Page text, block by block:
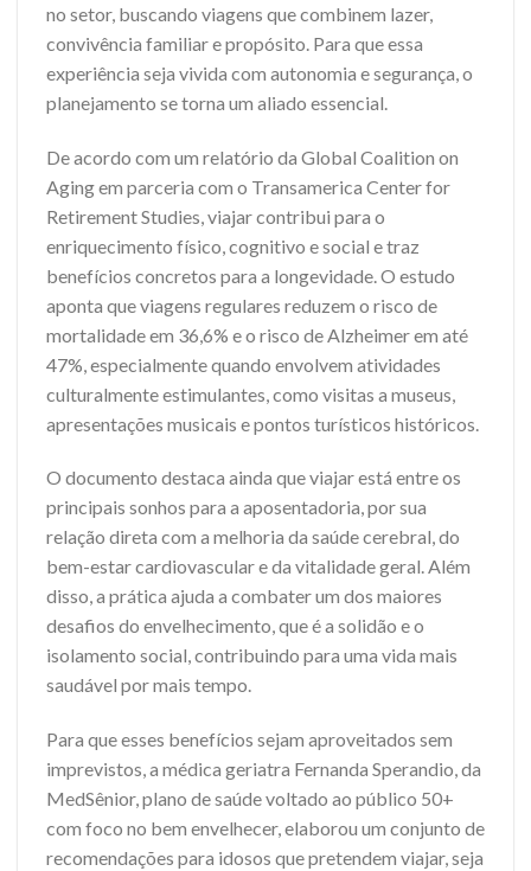
no setor, buscando viagens que combinem lazer,
convivência familiar e propósito. Para que essa
experiência seja vivida com autonomia e segurança, o
planejamento se torna um aliado essencial.
De acordo com um relatório da Global Coalition on
Aging em parceria com o Transamerica Center for
Retirement Studies, viajar contribui para o
enriquecimento físico, cognitivo e social e traz
benefícios concretos para a longevidade. O estudo
aponta que viagens regulares reduzem o risco de
mortalidade em 36,6% e o risco de Alzheimer em até
47%, especialmente quando envolvem atividades
culturalmente estimulantes, como visitas a museus,
apresentações musicais e pontos turísticos históricos.
O documento destaca ainda que viajar está entre os
principais sonhos para a aposentadoria, por sua
relação direta com a melhoria da saúde cerebral, do
bem-estar cardiovascular e da vitalidade geral. Além
disso, a prática ajuda a combater um dos maiores
desafios do envelhecimento, que é a solidão e o
isolamento social, contribuindo para uma vida mais
saudável por mais tempo.
Para que esses benefícios sejam aproveitados sem
imprevistos, a médica geriatra Fernanda Sperandio, da
MedSênior, plano de saúde voltado ao público 50+
com foco no bem envelhecer, elaborou um conjunto de
recomendações para idosos que pretendem viajar, seja